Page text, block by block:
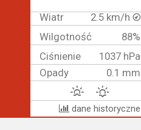
Wiatr
2.5 km/h
Wilgotność
88%
Ciśnienie
1037 hPa
Opady
0.1 mm
dane historyczne